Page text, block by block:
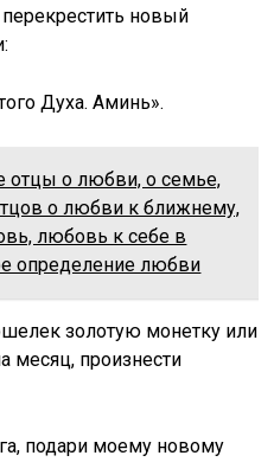
новый
Духа. Аминь».
отцы о любви, о семье,
о любви к ближнему,
любовь к себе в
определение любви
золотую монетку или
месяц, произнести
подари моему новому